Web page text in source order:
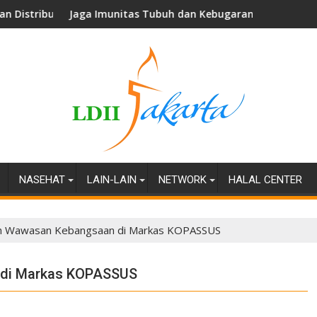
Tubuh dan Kebugaran, LDII Utan Kayu Selatan Gelar
Perkuat
NASEHAT LAIN-LAIN NETWORK HALAL CENTER
Wawasan Kebangsaan di Markas KOPASSUS
Markas KOPASSUS